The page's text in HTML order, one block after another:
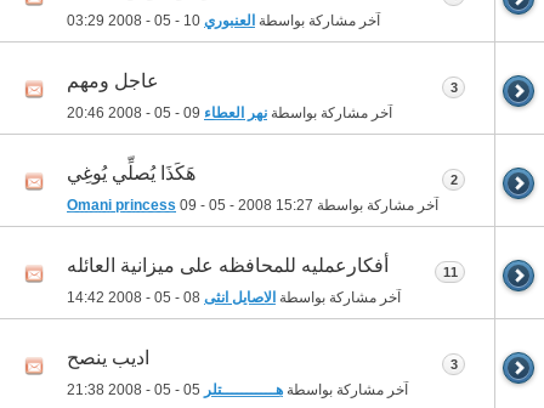
آخر مشاركة بواسطة العنبوري 03:29
عاجل ومهم
آخر مشاركة بواسطة نهر العطاء 20:46
3
هَكَذَا يُصلِّي يُوغِي
آخر مشاركة بواسطة Omani princess 09 - 05 - 2008 15:27
2
أفكارعمليه للمحافظه على ميزانية العائله
آخر مشاركة بواسطة الاصايل انثى 14:42
11
اديب ينصح
آخر مشاركة بواسطة هـــــــــــتلر 21:38
3